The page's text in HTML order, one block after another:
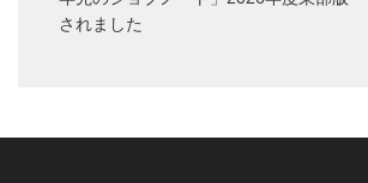
されました